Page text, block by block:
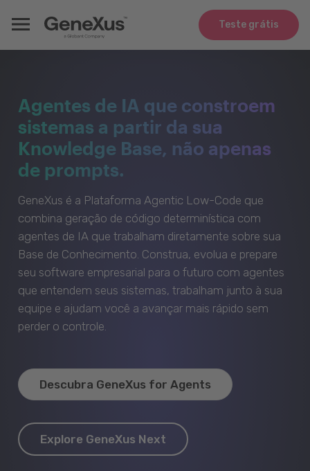
Teste grátis
Agentes de IA que constroem
sistemas a partir da sua
Knowledge Base, não apenas
de prompts.
GeneXus é a Plataforma Agentic Low-Code que
combina geração de código determinística com
agentes de IA que trabalham diretamente sobre sua
Base de Conhecimento. Construa, evolua e prepare
seu software empresarial para o futuro com agentes
que entendem seus sistemas, trabalham junto à sua
equipe e ajudam você a avançar mais rápido sem
perder o controle.
Descubra GeneXus for Agents
Explore GeneXus Next